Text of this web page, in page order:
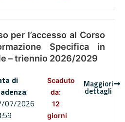
per l’accesso al Corso
Specifica in
– triennio 2026/2029
di
:
07/2026
Scaduto
da:
12
giorni
Maggiori
dettagli